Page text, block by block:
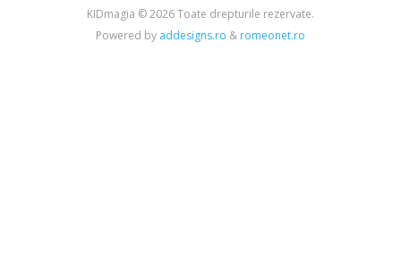
KIDmagia ©2026 Toate drepturile rezervate.
Powered by addesigns.ro & romeonet.ro